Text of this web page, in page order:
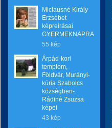
Miclausné Király
Erzsébet
képreirásai
GYERMEKNAPRA
55 kép
Árpád-kori
templom,
Földvár, Murányi-
kúria Szabolcs
községben-
Rádiné Zsuzsa
képei
43 kép